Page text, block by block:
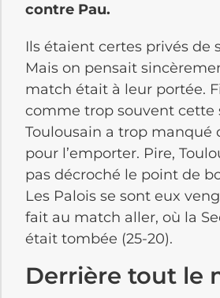
contre Pau.
Ils étaient certes privés de
Mais on pensait
match était à leur portée.
comme trop souvent cette
Toulousain a trop manqué
pour l’emporter. Pire,
pas décroché le point de
Les Palois se sont eux
fait au match aller, où la
était tombée (25-20).
Derrière tout le